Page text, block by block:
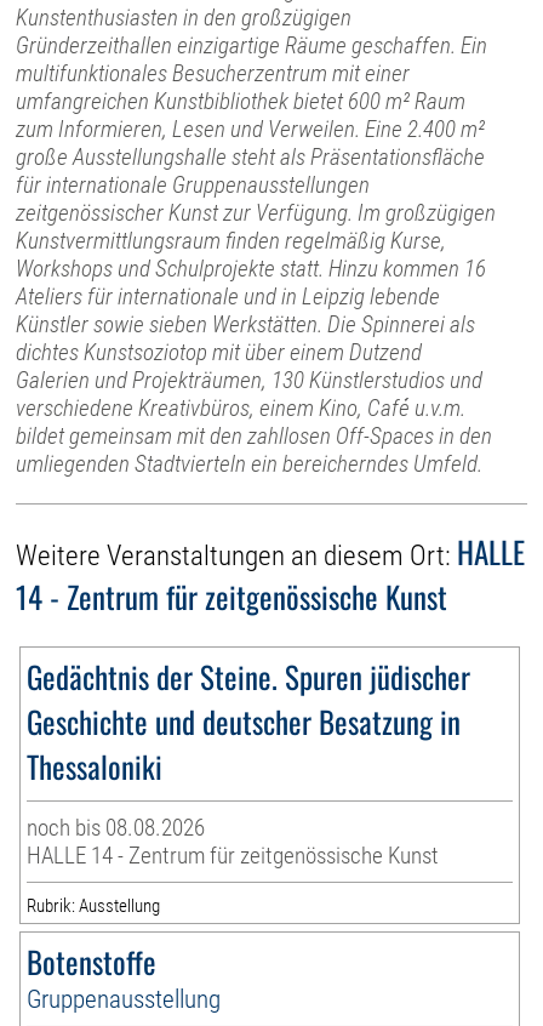
Kunstenthusiasten in den großzügigen
Gründerzeithallen einzigartige Räume geschaffen. Ein
multifunktionales Besucherzentrum mit einer
umfangreichen Kunstbibliothek bietet 600 m² Raum
zum Informieren, Lesen und Verweilen. Eine 2.400 m²
große Ausstellungshalle steht als Präsentationsfläche
für internationale Gruppenausstellungen
zeitgenössischer Kunst zur Verfügung. Im großzügigen
Kunstvermittlungsraum finden regelmäßig Kurse,
Workshops und Schulprojekte statt. Hinzu kommen 16
Ateliers für internationale und in Leipzig lebende
Künstler sowie sieben Werkstätten. Die Spinnerei als
dichtes Kunstsoziotop mit über einem Dutzend
Galerien und Projekträumen, 130 Künstlerstudios und
verschiedene Kreativbüros, einem Kino, Café u.v.m.
bildet gemeinsam mit den zahllosen Off-Spaces in den
umliegenden Stadtvierteln ein bereicherndes Umfeld.
Weitere Veranstaltungen an diesem Ort: HALLE
14 - Zentrum für zeitgenössische Kunst
Gedächtnis der Steine. Spuren jüdischer
Geschichte und deutscher Besatzung in
Thessaloniki
noch bis 08.08.2026
HALLE 14 - Zentrum für zeitgenössische Kunst
Rubrik: Ausstellung
Botenstoffe
Gruppenausstellung